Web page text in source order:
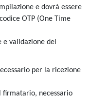
e dovrà essere
OTP (One Time
validazione del
per la ricezione
firmatario, necessario